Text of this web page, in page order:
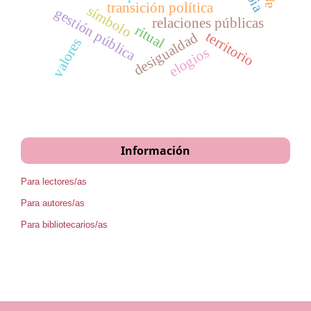
transición política
relaciones públicas
gestión públicadesigualdadterritorio
valores
símboloritual
elogios
Información
Para lectores/as
Para autores/as
Para bibliotecarios/as